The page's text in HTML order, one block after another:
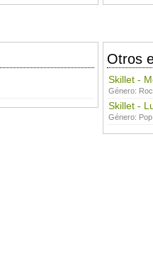
Otros
Skillet -
Género:
Skillet -
Género: Pop